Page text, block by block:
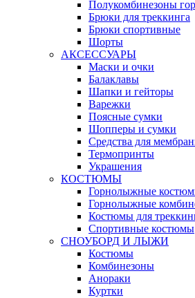
Полукомбинезоны
Брюки для треккинга
Брюки спортивные
Шорты
АКСЕССУАРЫ
Маски и очки
Балаклавы
Шапки и гейторы
Варежки
Поясные сумки
Шопперы и сумки
Средства для
Термопринты
Украшения
КОСТЮМЫ
Горнолыжные
Горнолыжные
Костюмы для
Спортивные костюмы
СНОУБОРД И ЛЫЖИ
Костюмы
Комбинезоны
Анораки
Куртки